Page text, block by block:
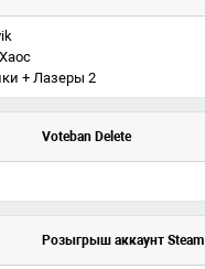
+ Лазеры 2
Voteban Delete
Розыгрыш аккаунт Steam